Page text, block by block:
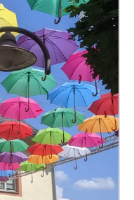
O-Ton
Interviews:
Hujer
Motorenfabrik
Christine Hartwig-
Basis der Texte von
Manfred Kopp, Bernd
an Sylvia
Oberursel), Martin
Gesellschaft der